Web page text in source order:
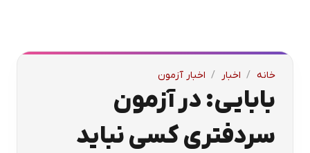
خانه / اخبار / اخبار آزمون
بابایی: در آزمون
سردفتری کسی نباید